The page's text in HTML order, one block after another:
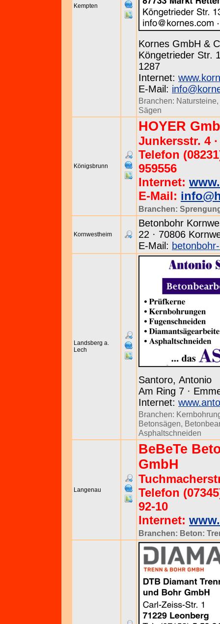
Kempten
Kornes GmbH &
Köngetrieder Str.
1287
Internet:
E-Mail:
Branchen: Natursteine,
Sägen
Königsbrunn
HOYER
Junkersstr. 4
Telefon
959556
Internet:
E-Mail:
Branchen:
Kornwestheim
Betonbohr
22 · 70806
E-Mail:
Landsberg a.
Lech
Santoro, Antonio
Am Ring 7 ·
Internet:
Branchen:
Betonsägen,
Asphaltschneiden
Langenau
BeBeTe
GmbH
Telefon
92-10
Internet:
Branchen: Beton: